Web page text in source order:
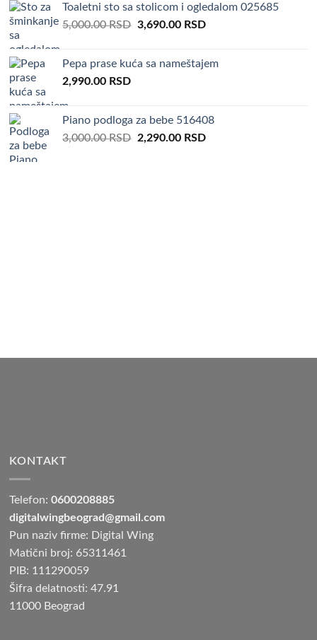
3,000.00 RSD.1,990.00 RSD.
Toaletni sto sa stolicom i ogledalom 025685
5,000.00RSD Original
5,000.00 RSD.
3,690.00 RSDCurrent
3,690.00 RSD.
Pepa prase kuća sa nameštajem
2,990.00 RSD
Piano podloga za bebe 516408
3,000.00RSD Original
2,290.00 RSDCurrent
KONTAKT
Telefon:0600208885
digitalwingbeograd@gmail.com
Pun naziv firme: Digital Wing
Matični broj: 65311461
PIB: 111290059
Šifra delatnosti: 47.91
11000 Beograd